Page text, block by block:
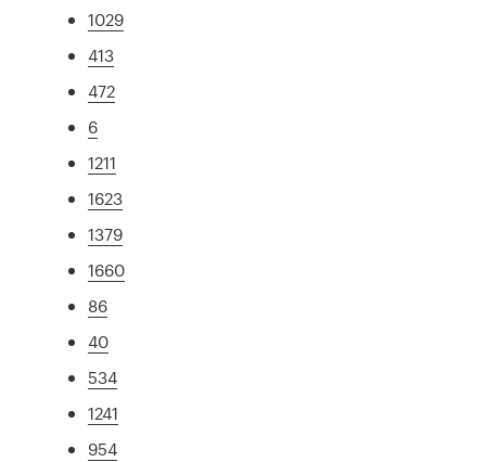
1029
413
472
6
1211
1623
1379
1660
86
40
534
1241
954